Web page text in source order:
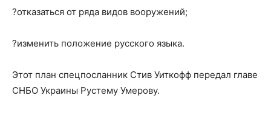
?отказаться от ряда видов вооружений;
?изменить положение русского языка.
Этот план спецпосланник Стив Уиткофф передал главе
СНБО Украины Рустему Умерову.